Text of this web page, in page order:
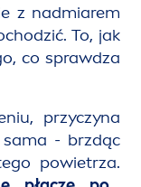
z nadmiarem
To, jak
co sprawdza
przyczyna
sama - brzdąc
powietrza.